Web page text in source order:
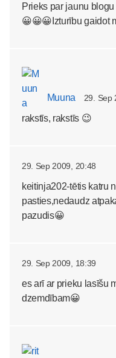
Prieks par jaunu
😀😀😀Izturību gaidot
Muuna 29. Sep
rakstīs, rakstīs 😉
29. Sep 2009, 20:48
keitinja202-tētis katru
pasties,nedaudz
pazudis😀
29. Sep 2009, 18:39
es arī ar prieku lasīšu
dzemdībam😀